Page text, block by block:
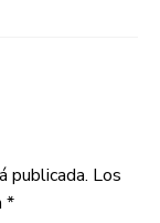
publicada. Los
*